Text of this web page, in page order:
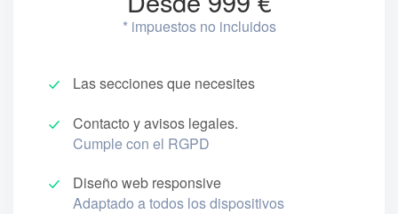
* impuestos no incluidos
Las secciones que necesites
Contacto y avisos legales.
Cumple con el RGPD
Diseño web responsive
Adaptado a todos los dispositivos